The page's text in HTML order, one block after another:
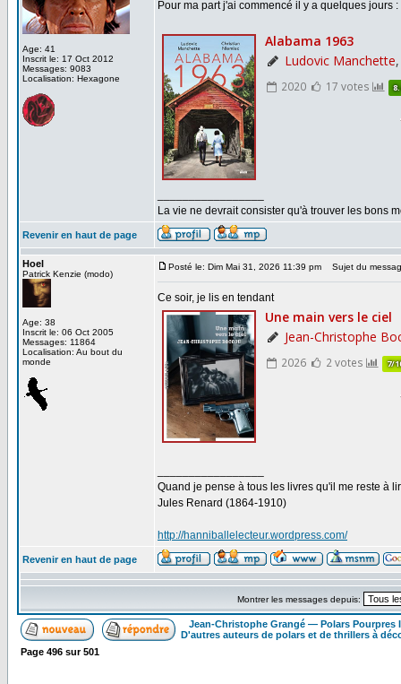
Age: 41
Inscrit le: 17 Oct 2012
Messages: 9083
Localisation: Hexagone
Pour ma part j'ai commencé il y a quelques jours :
La vie ne devrait consister qu'à trouver les bons
Revenir en haut de page
Hoel
Patrick Kenzie (modo)
Age: 38
Inscrit le: 06 Oct 2005
Messages: 11864
Localisation: Au bout du
monde
Posté le: Dim Mai 31, 2026 11:39 pm Sujet du
Ce soir, je lis en tendant
Quand je pense à tous les livres qu'il me reste à
Jules Renard (1864-1910)
http://hanniballelecteur.wordpress.com/
Revenir en haut de page
Montrer les messages depuis:
Jean-Christophe Grangé — Polars Pourpres
D'autres auteurs de polars et de thrillers à
Page 496 sur501